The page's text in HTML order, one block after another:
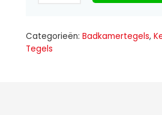
Sand
Vak34A
Categorieën:Badkamertegels,
Tegels